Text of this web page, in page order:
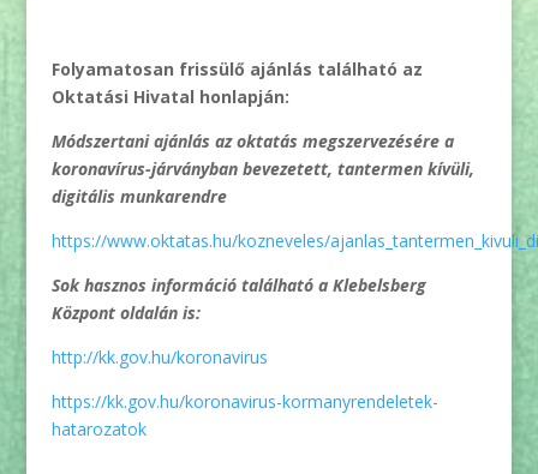
Folyamatosan frissülő ajánlás található az
Oktatási Hivatal honlapján:
Módszertani ajánlás az oktatás megszervezésére a
koronavírus-járványban bevezetett, tantermen kívüli,
digitális munkarendre
https://www.oktatas.hu/kozneveles/
Sok hasznos információ található a Klebelsberg
Központ oldalán is:
http://kk.gov.hu/koronavirus
https://kk.gov.hu/koronavirus-kormanyrendeletek-
hatarozatok